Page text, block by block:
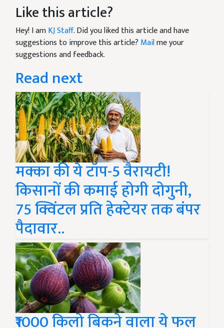
Like this article?
Hey! I amKJ Staff. Did you liked this article and have
suggestions to improve this article? Mailme your
suggestions and feedback.
Read next
मक्का की ये टॉप-5 वैरायटी!
किसानों की कमाई होगी दोगुनी,
75 क्विंटल प्रति हेक्टेयर तक बंपर
पैदावार..
₹1000 किलो बिकने वाला ये फल